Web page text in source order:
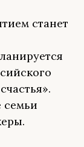
станет
семьи